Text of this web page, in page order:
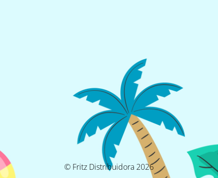
© Fritz Distribuidora 2026